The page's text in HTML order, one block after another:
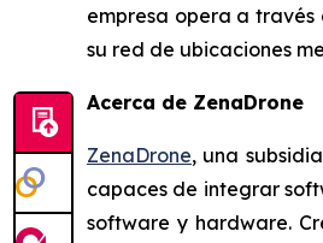
empresa opera a través
su red de ubicaciones
Acerca de ZenaDrone
ZenaDrone, una
capaces de integrar
software y hardware.